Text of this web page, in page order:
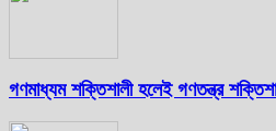
গণমাধ্যম শক্তিশালী হলেই গণতন্ত্র